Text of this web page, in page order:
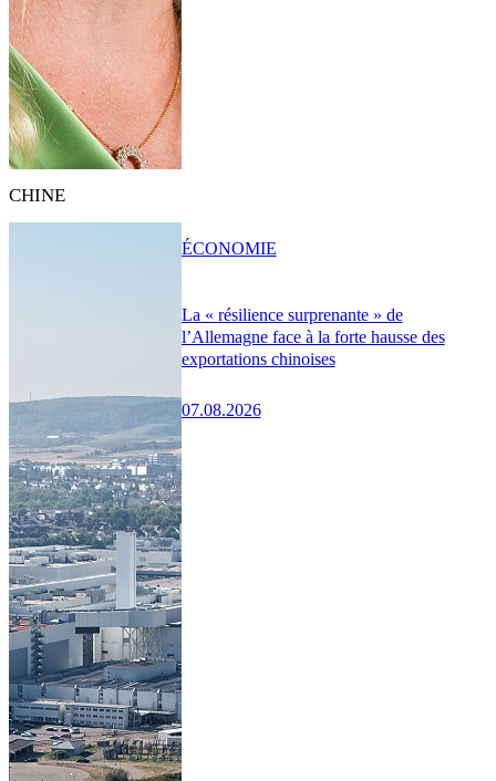
CHINE
La « résilience surprenante » de
l’Allemagne face à la forte hausse des
exportations chinoises
07.08.2026
ÉCONOMIE